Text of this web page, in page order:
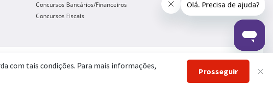
Concursos Bancários/Financeiros
Concursos Fiscais